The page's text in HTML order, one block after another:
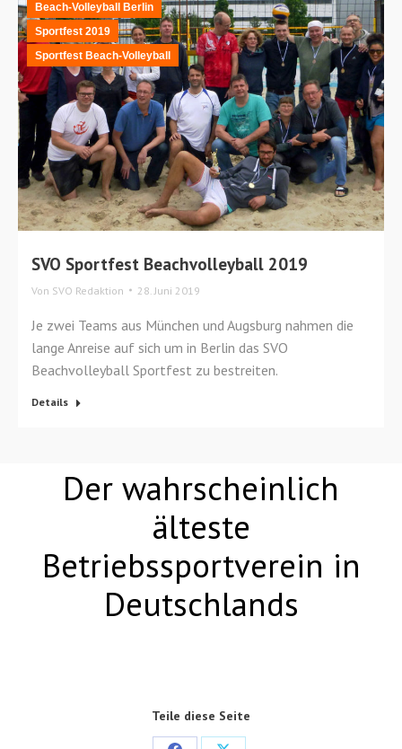
Beach-Volleyball Berlin
Sportfest 2019
Sportfest Beach-Volleyball
SVO Sportfest Beachvolleyball 2019
Von SVO Redaktion 28. Juni 2019
Je zwei Teams aus München und Augsburg nahmen die
lange Anreise auf sich um in Berlin das SVO
Beachvolleyball Sportfest zu bestreiten.
Details
Der wahrscheinlich
älteste
Betriebssportverein in
Deutschlands
Teile diese Seite